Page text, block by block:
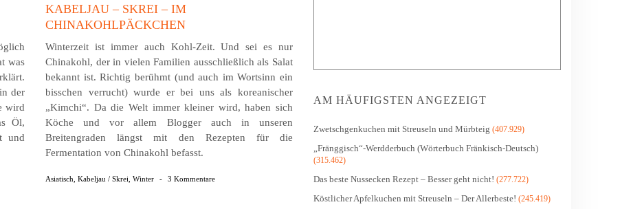
was
der
wird
Öl,
und
KABELJAU – SKREI – IM
CHINAKOHLPÄCKCHEN
Winterzeit ist immer auch Kohl-Zeit. Und sei es nur
Chinakohl, der in vielen Familien ausschließlich als Salat
bekannt ist. Richtig berühmt (und auch im Wortsinn ein
bisschen verrucht) wurde er bei uns als koreanischer
„Kimchi“. Da die Welt immer kleiner wird, haben sich
Köche und vor allem Blogger auch in unseren
Breitengraden längst mit den Rezepten für die
Fermentation von Chinakohl befasst.
Asiatisch, Kabeljau / Skrei, Winter - 3 Kommentare
AM HÄUFIGSTEN ANGEZEIGT
Zwetschgenkuchen mit Streuseln und Mürbteig (407.929)
„Fränggisch“-Werdderbuch (Wörterbuch Fränkisch-Deutsch)
(315.462)
Das beste Nussecken Rezept – Besser geht nicht! (277.722)
Köstlicher Apfelkuchen mit Streuseln – Der Allerbeste! (245.419)